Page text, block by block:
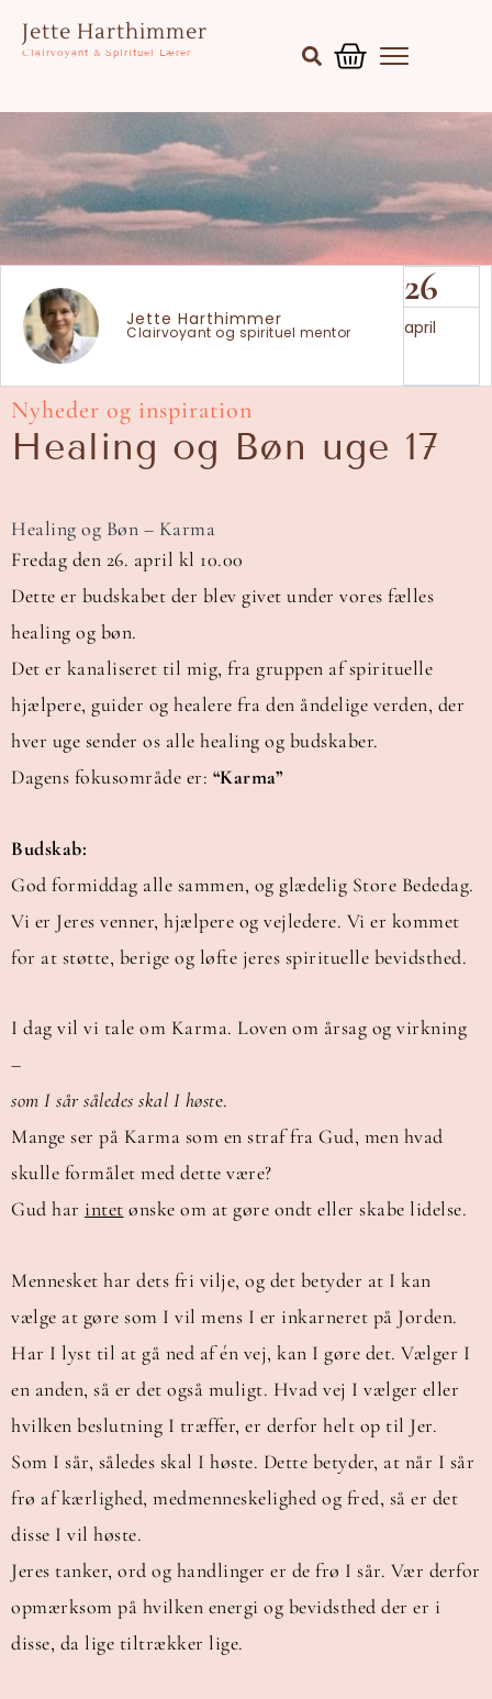
indholdet
Jette Harthimmer
Clairvoyant & Spirituel Lærer
Jette Harthimmer
Clairvoyant og spirituel mentor
26
april
Nyheder og inspiration
Healing og Bøn uge 17
Healing og Bøn – Karma
Fredag den 26. april kl 10.00
Dette er budskabet der blev givet under vores fælles
healing og bøn.
Det er kanaliseret til mig, fra gruppen af spirituelle
hjælpere, guider og healere fra den åndelige verden, der
hver uge sender os alle healing og budskaber.
Dagens fokusområde er: “Karma”
Budskab:
God formiddag alle sammen, og glædelig Store Bededag.
Vi er Jeres venner, hjælpere og vejledere. Vi er kommet
for at støtte, berige og løfte jeres spirituelle bevidsthed.
I dag vil vi tale om Karma. Loven om årsag og virkning
–
som I sår således skal I høste.
Mange ser på Karma som en straf fra Gud, men hvad
skulle formålet med dette være?
Gud har intet ønske om at gøre ondt eller skabe lidelse.
Mennesket har dets fri vilje, og det betyder at I kan
vælge at gøre som I vil mens I er inkarneret på Jorden.
Har I lyst til at gå ned af én vej, kan I gøre det. Vælger I
en anden, så er det også muligt. Hvad vej I vælger eller
hvilken beslutning I træffer, er derfor helt op til Jer.
Som I sår, således skal I høste. Dette betyder, at når I sår
frø af kærlighed, medmenneskelighed og fred, så er det
disse I vil høste.
Jeres tanker, ord og handlinger er de frø I sår. Vær derfor
opmærksom på hvilken energi og bevidsthed der er i
disse, da lige tiltrækker lige.